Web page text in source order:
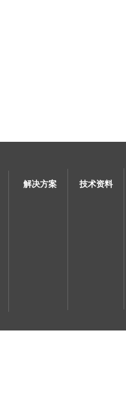
解决方案 技术资料